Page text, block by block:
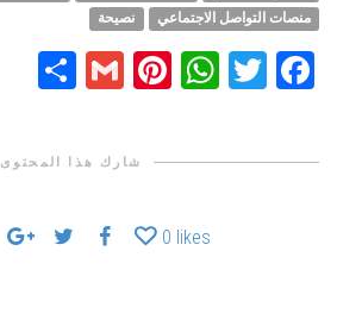
منصات التواصل الاجتماعي
نصيحة
Facebook
Twitter
WhatsApp
Pinterest
Gmail
شارك هذا المحتوى
0 likes